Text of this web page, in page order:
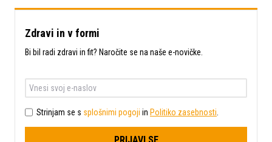
Zdravi in v formi
Bi bil radi zdravi in fit? Naročite se na naše e-novičke.
Strinjam se s splošnimi pogoji in Politiko zasebnosti